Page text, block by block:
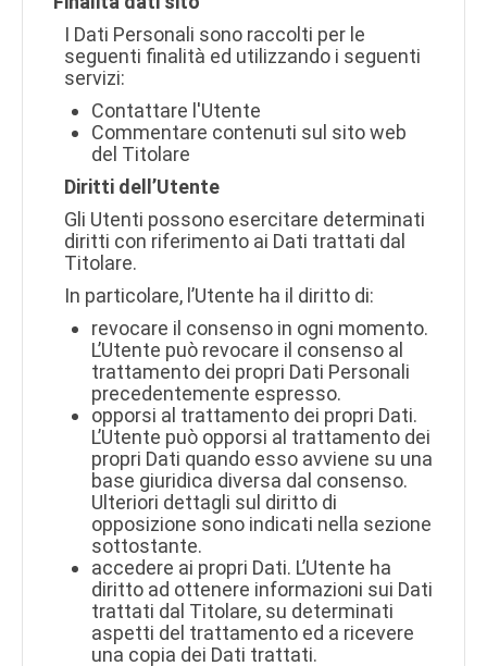
I Dati Personali sono raccolti per le
seguenti finalità ed utilizzando i seguenti
servizi:
Contattare l'Utente
Commentare contenuti sul sito web
del Titolare
Diritti dell’Utente
Gli Utenti possono esercitare determinati
diritti con riferimento ai Dati trattati dal
Titolare.
In particolare, l’Utente ha il diritto di:
revocare il consenso in ogni momento.
L’Utente può revocare il consenso al
trattamento dei propri Dati Personali
precedentemente espresso.
opporsi al trattamento dei propri Dati.
L’Utente può opporsi al trattamento dei
propri Dati quando esso avviene su una
base giuridica diversa dal consenso.
Ulteriori dettagli sul diritto di
opposizione sono indicati nella sezione
sottostante.
accedere ai propri Dati. L’Utente ha
diritto ad ottenere informazioni sui Dati
trattati dal Titolare, su determinati
aspetti del trattamento ed a ricevere
una copia dei Dati trattati.